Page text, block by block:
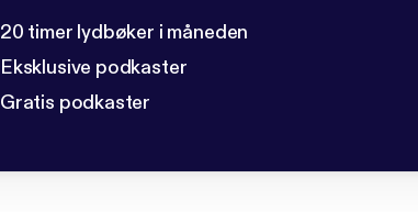
20 timer lydbøker i måneden
Eksklusive podkaster
Gratis podkaster